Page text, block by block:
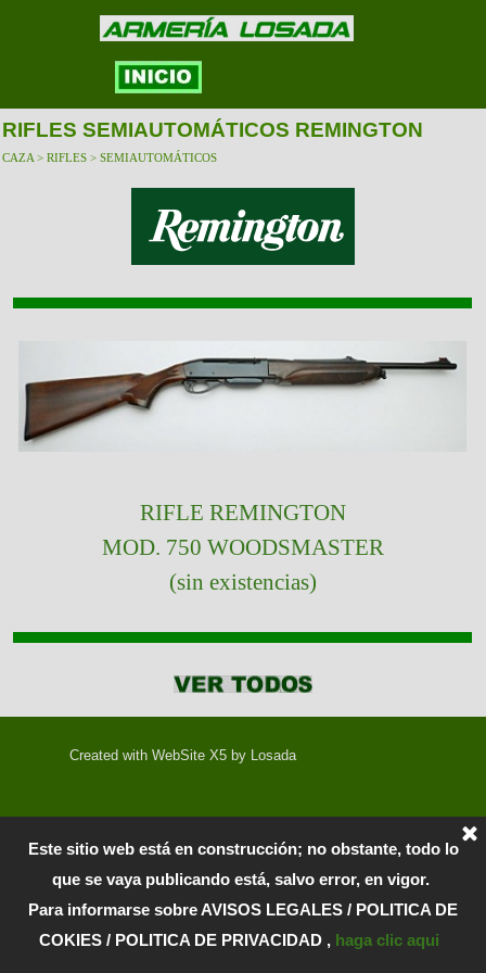
RIFLES SEMIAUTOMÁTICOS REMINGTON
CAZA > RIFLES > SEMIAUTOMÁTICOS
RIFLE REMINGTON
MOD. 750 WOODSMASTER
(sin existencias)
Created with WebSite X5 by Losada
Este sitio web está en construcción; no obstante, todo lo
que se vaya publicando está, salvo error, en vigor.
Para informarse sobre AVISOS LEGALES / POLITICA DE
COKIES / POLITICA DE PRIVACIDAD , haga clic aqui